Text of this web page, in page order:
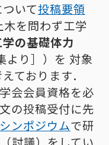
いて投稿要領
木を問わず工学
の基礎体力
より］）を 対象
ております．
会会員資格を必
の投稿受付に先
ンポジウムで研